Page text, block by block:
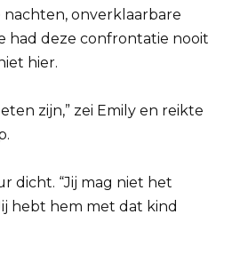
onverklaarbare
had deze confrontatie nooit
hier.
zijn,” zei Emily en reikte
dicht. “Jij mag niet het
hebt hem met dat kind